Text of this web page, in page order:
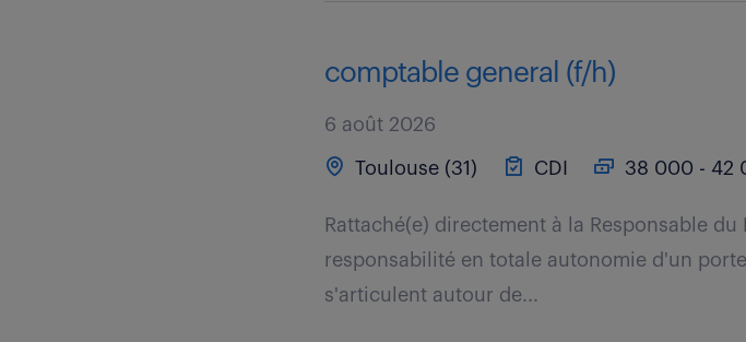
comptable general (f/h)
6 août 2026
Toulouse (31) CDI 38 000 - 42
Rattaché(e) directement à la Responsable
responsabilité en totale autonomie d'un
s'articulent autour de...